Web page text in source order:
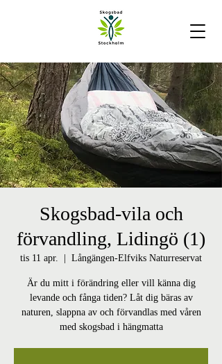
Skogsbad-vila och
förvandling, Lidingö (1)
tis 11 apr. Långängen-Elfviks Naturreservat
Är du mitt i förändring eller vill känna dig
levande och fånga tiden? Låt dig bäras av
naturen, slappna av och förvandlas med våren
med skogsbad i hängmatta